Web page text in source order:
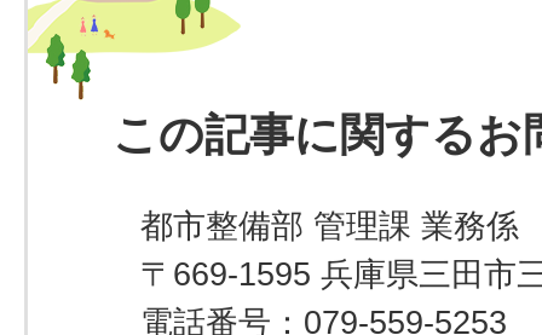
この記事に関するお
都市整備部 管理課 業務係
〒669-1595 兵庫県三田市
電話番号：079-559-5253